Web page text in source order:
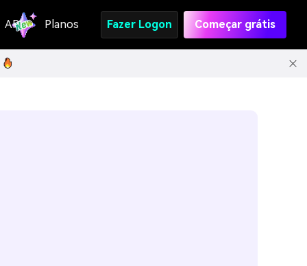
API Planos Fazer Logon Começar grátis